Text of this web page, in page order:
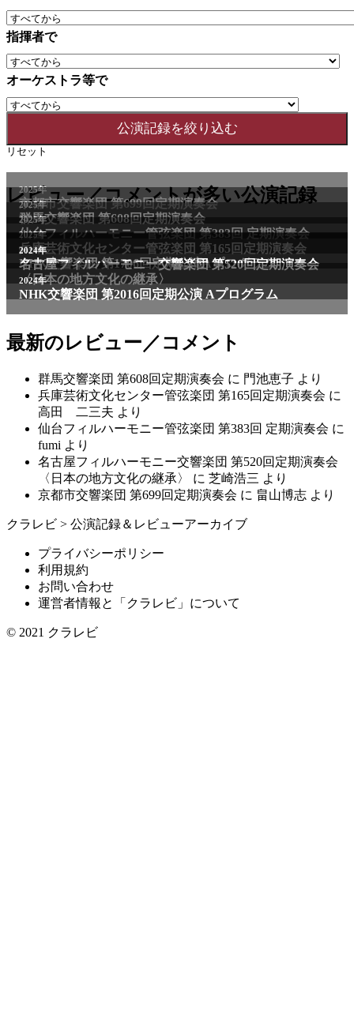
指揮者で
オーケストラ等で
リセット
レビュー／コメントが多い公演記録
2025年
京都市交響楽団 第699回定期演奏会
2025年
群馬交響楽団 第608回定期演奏会
2025年
仙台フィルハーモニー管弦楽団 第383回 定期演奏会
2025年
兵庫芸術文化センター管弦楽団 第165回定期演奏会
2011年
NHK交響楽団 第1706回定期公演Aプログラム
2024年
名古屋フィルハーモニー交響楽団 第520回定期演奏会
〈日本の地方文化の継承〉
2024年
NHK交響楽団 第2016回定期公演 Aプログラム
最新のレビュー／コメント
群馬交響楽団 第608回定期演奏会 に 門池恵子 より
兵庫芸術文化センター管弦楽団 第165回定期演奏会 に
高田 二三夫 より
仙台フィルハーモニー管弦楽団 第383回 定期演奏会 に
fumi より
名古屋フィルハーモニー交響楽団 第520回定期演奏会
〈日本の地方文化の継承〉
に 芝崎浩三 より
京都市交響楽団 第699回定期演奏会 に 畠山博志 より
クラレビ > 公演記録＆レビューアーカイブ
プライバシーポリシー
利用規約
お問い合わせ
運営者情報と「クラレビ」について
© 2021 クラレビ